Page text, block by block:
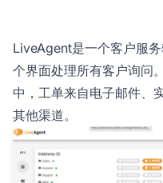
LiveAgent是一个客户服
个界面处理所有客户询问
中，工单来自电子邮件、
其他渠道。